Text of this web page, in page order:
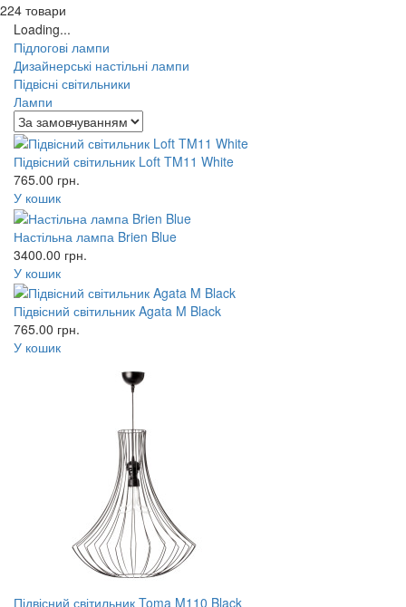
224 товари
Loading...
Підлогові лампи
Дизайнерські настільні лампи
Підвісні світильники
Лампи
Підвісний світильник Loft TM11 White
765.00 грн.
У кошик
Настільна лампа Brien Blue
3400.00 грн.
У кошик
Підвісний світильник Agata M Black
765.00 грн.
У кошик
Підвісний світильник Toma M110 Black